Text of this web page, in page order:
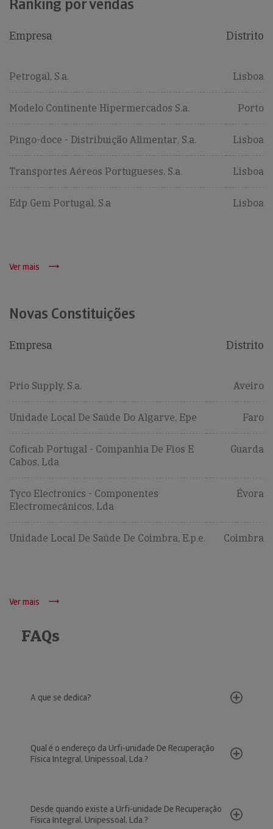
Ranking por vendas
Empresa Distrito
Petrogal, S.a. Lisboa
Modelo Continente Hipermercados S.a. Porto
Pingo-doce - Distribuição Alimentar, S.a. Lisboa
Transportes Aéreos Portugueses, S.a. Lisboa
Edp Gem Portugal, S.a Lisboa
Ver mais
Novas Constituições
Empresa Distrito
Prio Supply, S.a. Aveiro
Unidade Local De Saúde Do Algarve, Epe Faro
Coficab Portugal - Companhia De Fios E
Cabos, Lda
Guarda
Tyco Electronics - Componentes
Electromecânicos, Lda
Évora
Unidade Local De Saúde De Coimbra, E.p.e. Coimbra
Ver mais
FAQs
A que se dedica?
Qual é o endereço da Urfi-unidade De Recuperação
Física Integral, Unipessoal, Lda.?
Desde quando existe a Urfi-unidade De Recuperação
Física Integral, Unipessoal, Lda.?